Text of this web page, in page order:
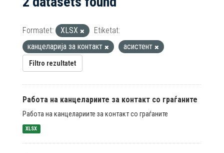
Formatet: XLSX
Etiketat:
канцеларија за контакт
асистент
Filtro rezultatet
Работа на канцелариите за контакт со граѓаните
Работа на канцелариите за контакт со граѓаните
XLSX